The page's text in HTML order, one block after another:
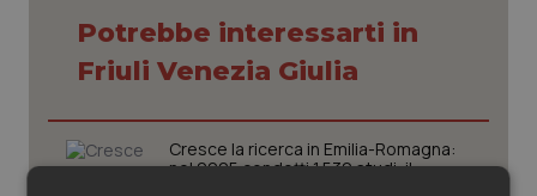
Veneto
Oncoematologia
Oncologia & Nutrizione
Potrebbe interessarti in
Friuli Venezia Giulia
Cresce la ricerca in Emilia-Romagna:
nel 2025 condotti 1.530 studi, il